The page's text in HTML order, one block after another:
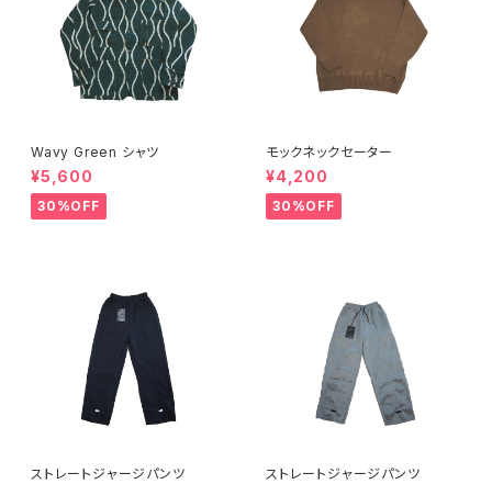
Wavy Green シャツ
¥5,600
30%OFF
モックネックセーター
¥4,200
30%OFF
ストレートジャージパンツ ストレートジャージパンツ